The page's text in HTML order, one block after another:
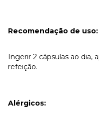
Recomendação de uso:
Ingerir 2 cápsulas ao dia,
refeição.
Alérgicos: